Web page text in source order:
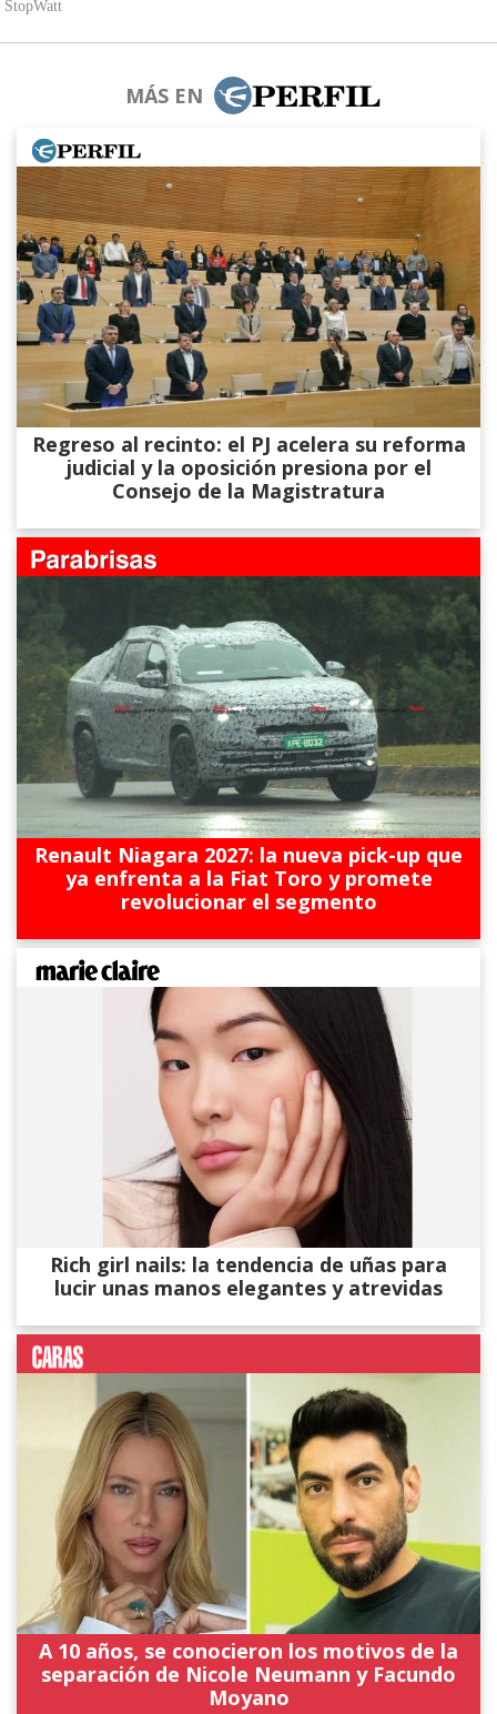
MÁS EN
Regreso al recinto: el PJ acelera su reforma
judicial y la oposición presiona por el
Consejo de la Magistratura
Renault Niagara 2027: la nueva pick-up que
ya enfrenta a la Fiat Toro y promete
revolucionar el segmento
Rich girl nails: la tendencia de uñas para
lucir unas manos elegantes y atrevidas
A 10 años, se conocieron los motivos de la
separación de Nicole Neumann y Facundo
Moyano